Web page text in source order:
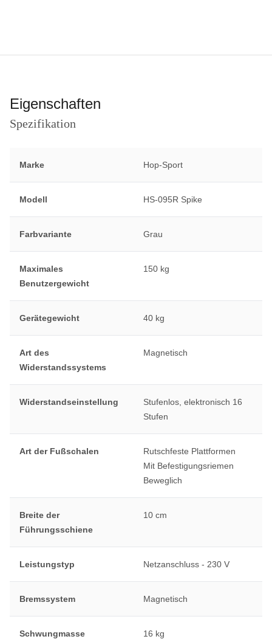
Eigenschaften
Spezifikation
Marke Hop-Sport
Modell HS-095R Spike
Farbvariante Grau
Maximales
Benutzergewicht
150 kg
Gerätegewicht 40 kg
Art des
Widerstandssystems
Magnetisch
Widerstandseinstellung
Stufenlos, elektronisch 16
Stufen
Art der Fußschalen
Rutschfeste Plattformen
Mit Befestigungsriemen
Beweglich
Breite der
Führungsschiene
10 cm
Leistungstyp Netzanschluss - 230 V
Bremssystem Magnetisch
Schwungmasse 16 kg